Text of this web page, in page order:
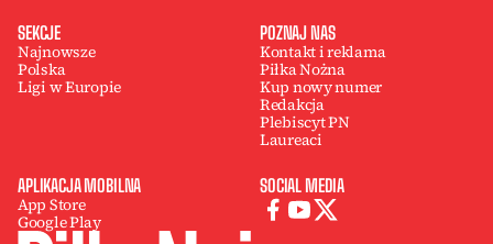
SEKCJE
Najnowsze
Polska
Ligi w Europie
POZNAJ NAS
Kontakt i reklama
Piłka Nożna
Kup nowy numer
Redakcja
Plebiscyt PN
Laureaci
APLIKACJA MOBILNA
App Store
Google Play
SOCIAL MEDIA